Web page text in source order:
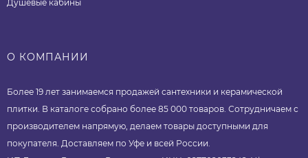
Душевые кабины
О КОМПАНИИ
Более 19 лет занимаемся продажей сантехники и керамической
плитки. В каталоге собрано более 85 000 товаров. Сотрудничаем с
производителем напрямую, делаем товары доступными для
покупателя. Доставляем по Уфе и всей России.